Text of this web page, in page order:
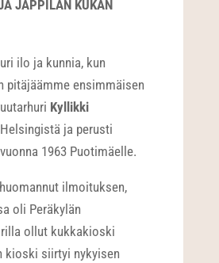
JÄPPILÄN KUKAN
ilo ja kunnia, kun
pitäjäämme ensimmäisen
Kyllikki
ja perusti
1963 Puotimäelle.
ilmoituksen,
oli Peräkylän
ollut kukkakioski
kioski siirtyi nykyisen